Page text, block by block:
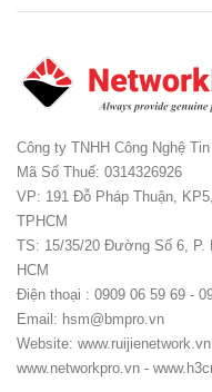
Công ty TNHH Công Nghệ
Mã Số Thuế: 0314326926
VP: 191 Đỗ Pháp Thuận,
TPHCM
TS: 15/35/20 Đường Số 6, P.
HCM
Điện thoại : 0909 06 59 69 -
Email: hsm@bmpro.vn
Website:
www.networkpro.vn -